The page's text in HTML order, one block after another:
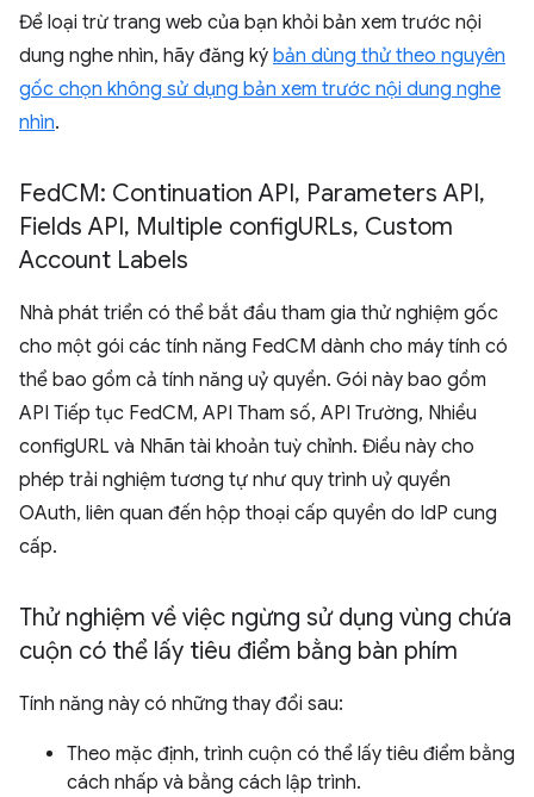
Để loại trừ trang web của bạn khỏi bản xem trước nội
dung nghe nhìn, hãy đăng ký bản dùng thử theo nguyên
gốc chọn không sử dụng bản xem trước nội dung nghe
nhìn.
FedCM: Continuation API, Parameters API,
Fields API, Multiple configURLs, Custom
Account Labels
Nhà phát triển có thể bắt đầu tham gia thử nghiệm gốc
cho một gói các tính năng FedCM dành cho máy tính có
thể bao gồm cả tính năng uỷ quyền. Gói này bao gồm
API Tiếp tục FedCM, API Tham số, API Trường, Nhiều
configURL và Nhãn tài khoản tuỳ chỉnh. Điều này cho
phép trải nghiệm tương tự như quy trình uỷ quyền
OAuth, liên quan đến hộp thoại cấp quyền do IdP cung
cấp.
Thử nghiệm về việc ngừng sử dụng vùng chứa
cuộn có thể lấy tiêu điểm bằng bàn phím
Tính năng này có những thay đổi sau:
Theo mặc định, trình cuộn có thể lấy tiêu điểm bằng
cách nhấp và bằng cách lập trình.